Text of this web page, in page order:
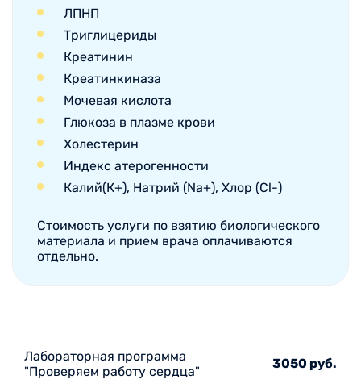
ЛПНП
Триглицериды
Креатинин
Креатинкиназа
Мочевая кислота
Глюкоза в плазме крови
Холестерин
Индекс атерогенности
Калий(К+), Натрий (Na+), Хлор (Cl-)
Стоимость услуги по взятию биологического
материала и прием врача оплачиваются
отдельно.
Лабораторная программа
"Проверяем работу сердца"
3050 руб.